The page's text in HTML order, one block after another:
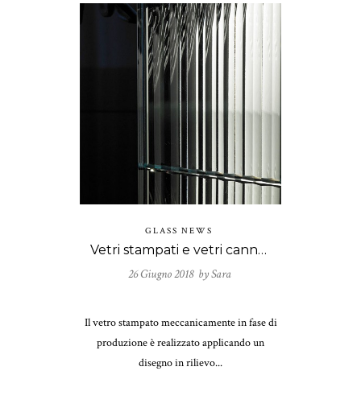
GLASS NEWS
Vetri stampati e vetri cannettati
26 Giugno 2018 bySara
Il vetro stampato meccanicamente in fase di
produzione è realizzato applicando un
disegno in rilievo...